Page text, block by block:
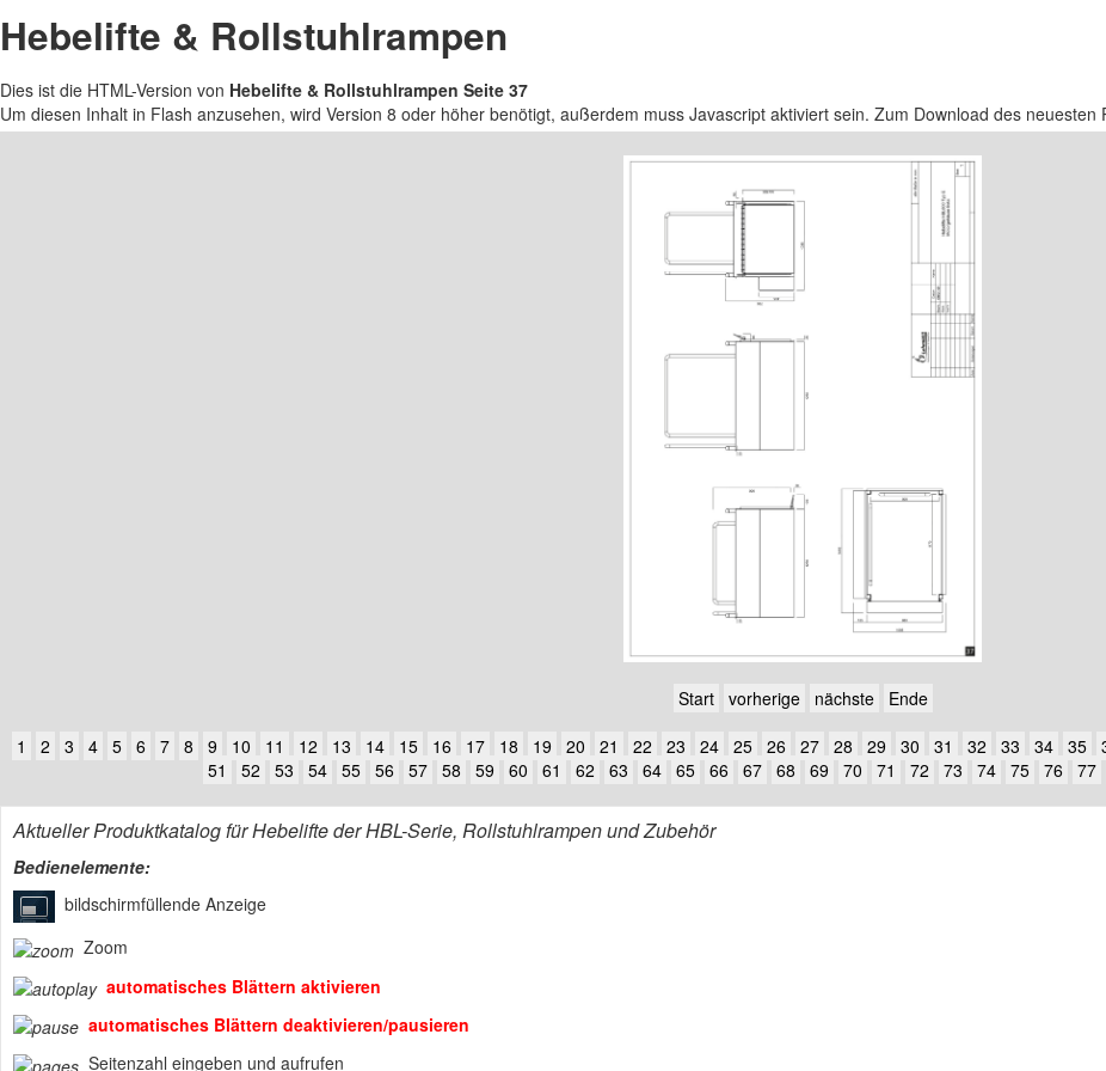
Hebelifte & Rollstuhlrampen
Dies ist die HTML-Version von Hebelifte & Rollstuhlrampen Seite 37
Um diesen Inhalt in Flash anzusehen, wird Version 8 oder höher benötigt, außerdem muss Javascript aktiviert sein. Zum Download des neuesten
Start vorherige nächste
Ende
1
2 3 4 5 6 7 8 9 10 11 12 13 14 15 16 17 18 19 20 21 22 23 24 25 26 27 28 29 30 31 32 33 34 35
51
52 53 54 55 56 57 58 59 60 61 62 63 64 65 66 67 68 69 70 71 72 73 74 75 76 77
Aktueller Produktkatalog für Hebelifte der HBL-Serie, Rollstuhlrampen und Zubehör
Bedienelemente:
bildschirmfüllende Anzeige
Zoom
automatisches Blättern aktivieren
automatisches Blättern deaktivieren/pausieren
Seitenzahl eingeben und aufrufen